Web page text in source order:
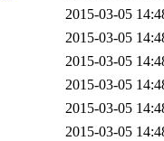
2015-03-05
2015-03-05
2015-03-05
2015-03-05
2015-03-05
2015-03-05